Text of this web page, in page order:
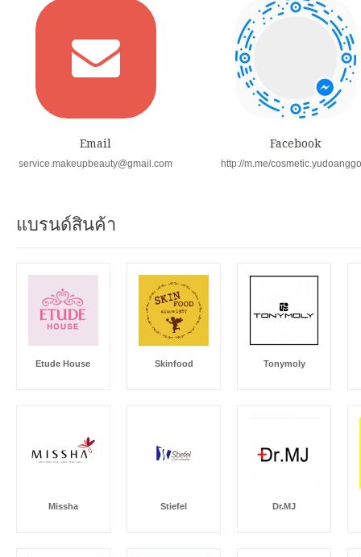
Email
service.makeupbeauty@gmail.com
Facebook
http://m.me/
แบรนด์สินค้า
Etude House Skinfood Tonymoly
Missha Stiefel Dr.MJ